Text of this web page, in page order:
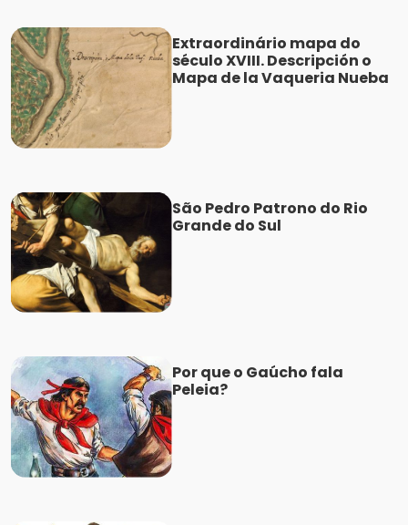
Extraordinário mapa do
século XVIII. Descripción o
Mapa de la Vaqueria Nueba
São Pedro Patrono do Rio
Grande do Sul
Por que o Gaúcho fala
Peleia?